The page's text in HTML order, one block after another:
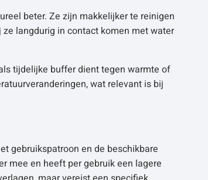
beter. Ze zijn makkelijker te reinigen
langdurig in contact komen met water
tijdelijke buffer dient tegen warmte of
wat relevant is bij
gebruikspatroon en de beschikbare
mee en heeft per gebruik een lagere